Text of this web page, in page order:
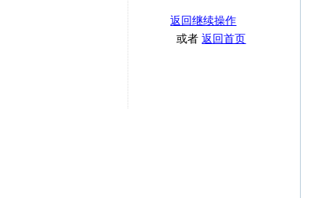
返回继续操作
或者返回首页